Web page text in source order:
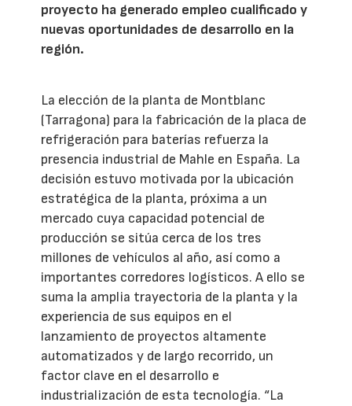
proyecto ha generado empleo cualificado y
nuevas oportunidades de desarrollo en la
región.
La elección de la planta de Montblanc
(Tarragona) para la fabricación de la placa de
refrigeración para baterías refuerza la
presencia industrial de Mahle en España. La
decisión estuvo motivada por la ubicación
estratégica de la planta, próxima a un
mercado cuya capacidad potencial de
producción se sitúa cerca de los tres
millones de vehículos al año, así como a
importantes corredores logísticos. A ello se
suma la amplia trayectoria de la planta y la
experiencia de sus equipos en el
lanzamiento de proyectos altamente
automatizados y de largo recorrido, un
factor clave en el desarrollo e
industrialización de esta tecnología. “La